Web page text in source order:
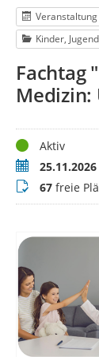
Veranstaltung
Kinder,
Fachtag
Medizin:
StatusAktiv
Termin
67 freie